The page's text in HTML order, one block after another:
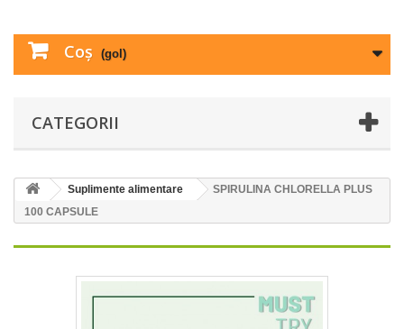
Coş (gol)
CATEGORII
Suplimente alimentare
SPIRULINA CHLORELLA PLUS
100 CAPSULE